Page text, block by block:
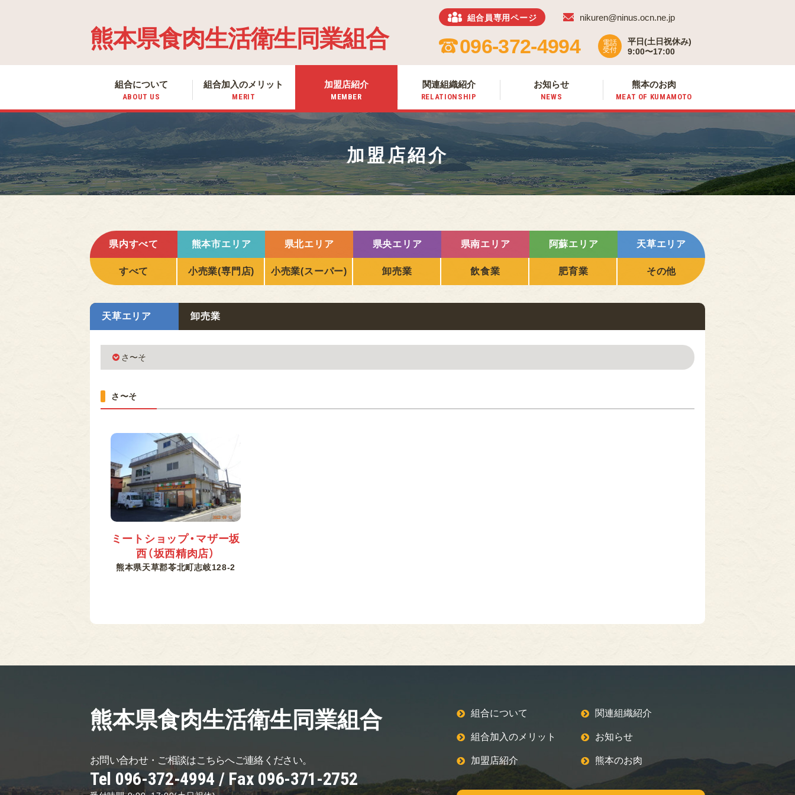
熊本県食肉生活衛生同業組合
組合員専用ページ nikuren@ninus.ocn.ne.jp
096-372-4994
電話
受付
平日(土日祝休み)
9:00〜17:00
組合について
ABOUT US
組合加入のメリット
MERIT
加盟店紹介
MEMBER
関連組織紹介
RELATIONSHIP
お知らせ
NEWS
熊本のお肉
MEAT OF KUMAMOTO
加盟店紹介
県内すべて 熊本市エリア 県北エリア 県央エリア 県南エリア 阿蘇エリア 天草エリア
すべて 小売業(専門店) 小売業(スーパー) 卸売業 飲食業 肥育業 その他
天草エリア 卸売業
さ〜そ
さ〜そ
ミートショップ・マザー坂
西（坂西精肉店）
熊本県天草郡苓北町志岐128-2
熊本県食肉生活衛生同業組合
お問い合わせ・ご相談はこちらへご連絡ください。
Tel 096-372-4994 / Fax 096-371-2752
組合について 関連組織紹介
組合加入のメリット お知らせ
加盟店紹介 熊本のお肉
HOME
組合加入のメリット
MERIT
加盟店紹介
MEMBER
関連組織紹介
RELATIONSHIP
お知らせ
組合員専用ページ
ONLY
9:00〜17:00